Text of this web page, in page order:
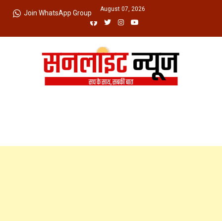
Friday, August 07, 2026
Join WhatsApp Group